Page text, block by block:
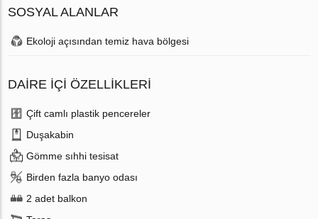
SOSYAL ALANLAR
Ekoloji açısından temiz hava bölgesi
DAIRE IÇI ÖZELLIKLERI
Çift camlı plastik pencereler
Duşakabin
Gömme sıhhi tesisat
Birden fazla banyo odası
2 adet balkon